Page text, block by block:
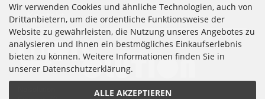
Kontakt
Wir verwenden Cookies und ähnliche Technologien, auch von
Drittanbietern, um die ordentliche Funktionsweise der
Website zu gewährleisten, die Nutzung unseres Angebotes zu
analysieren und Ihnen ein bestmögliches Einkaufserlebnis
bieten zu können. Weitere Informationen finden Sie in
unserer Datenschutzerklärung.
ALLE AKZEPTIEREN